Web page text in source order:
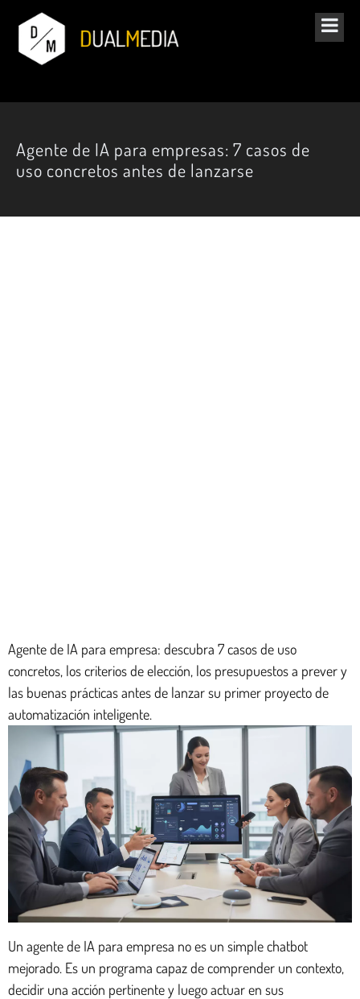
Agente de IA para empresas: 7 casos de
uso concretos antes de lanzarse
Agente de IA para empresa: descubra 7 casos de uso
concretos, los criterios de elección, los presupuestos a prever y
las buenas prácticas antes de lanzar su primer proyecto de
automatización inteligente.
Un agente de IA para empresa no es un simple chatbot
mejorado. Es un programa capaz de comprender un contexto,
decidir una acción pertinente y luego actuar en sus